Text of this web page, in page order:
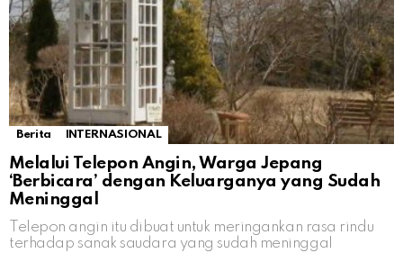
Berita INTERNASIONAL
Melalui Telepon Angin, Warga Jepang
‘Berbicara’ dengan Keluarganya yang Sudah
Meninggal
Telepon angin itu dibuat untuk meringankan rasa rindu
terhadap sanak saudara yang sudah meninggal